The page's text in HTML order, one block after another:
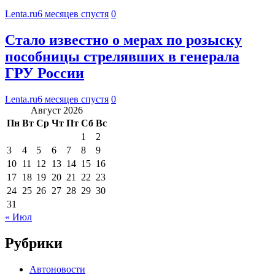
Lenta.ru6 месяцев спустя 0
Стало известно о мерах по розыску
пособницы стрелявших в генерала
ГРУ России
Lenta.ru6 месяцев спустя 0
Август 2026
Пн Вт Ср Чт Пт Сб Вс
1
2
3
4 5 6 7 8
9
10 11 12 13 14 15 16
17 18 19 20 21 22 23
24 25 26 27 28 29 30
31
« Июл
Рубрики
Автоновости